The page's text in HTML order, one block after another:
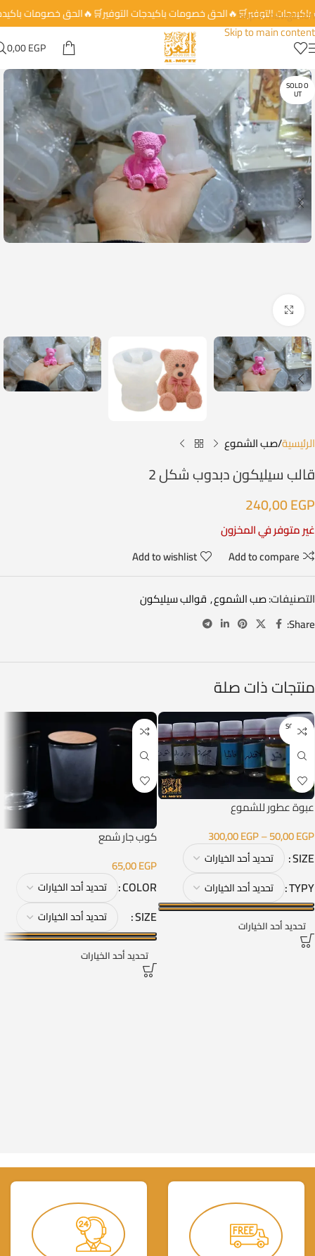
Skip to navigation
Skip to main content
التوفير🛒🔥الحق خصومات باكيدجات التوفير🛒🔥الحق خصومات
0,00EGP
SOLD O
UT
الرئيسية صب الشموع
قالب سيليكون دبدوب شكل 2
240,00EGP
غير متوفر في المخزون
Add to compare
Add to wishlist
التصنيفات:صب الشموع, قوالب سيليكون
Share:
منتجات ذات صلة
SOLD O
UT
عبوة عطور للشموع
50,00EGP
–
300,00EGP
SIZE
TYPY
تحديد أحد الخيارات
كوب جار شمع
65,00EGP
COLOR
SIZE
تحديد أحد الخيارات